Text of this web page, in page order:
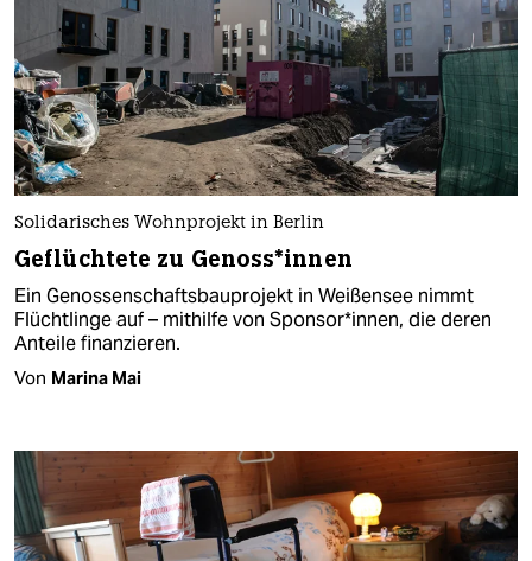
Solidarisches Wohnprojekt in Berlin
Geflüchtete zu Genoss*innen
Ein Genossenschaftsbauprojekt in Weißensee nimmt
Flüchtlinge auf – mithilfe von Sponsor*innen, die deren
Anteile finanzieren.
Von Marina Mai